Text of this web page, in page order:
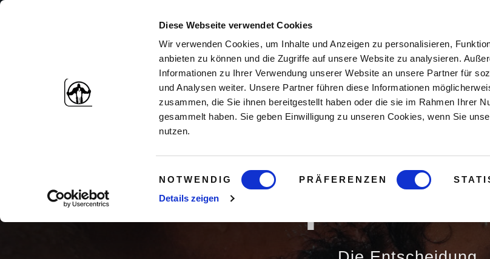
Diese Webseite verwendet Cookies
Wir verwenden Cookies, um Inhalte und Anzeigen zu personalisieren,
anbieten zu können und die Zugriffe auf unsere Website zu analysieren.
Informationen zu Ihrer Verwendung unserer Website an unsere Partner für
und Analysen weiter. Unsere Partner führen diese Informationen
zusammen, die Sie ihnen bereitgestellt haben oder die sie im Rahmen Ihrer
gesammelt haben. Sie geben Einwilligung zu unseren Cookies, wenn Sie
nutzen.
Einwilligungsauswahl
NOTWENDIG PRÄFERENZEN
Details zeigen
Meine